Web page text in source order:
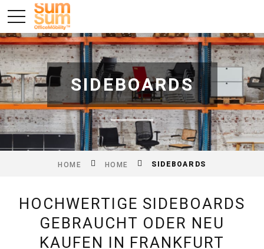
SIDEBOARDS
HOME HOME SIDEBOARDS
HOCHWERTIGE SIDEBOARDS
GEBRAUCHT ODER NEU
KAUFEN IN FRANKFURT